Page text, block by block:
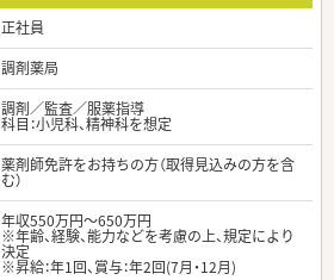
正社員
調剤薬局
調剤／監査／服薬指導
科目：小児科、精神科を想定
薬剤師免許をお持ちの方（取得見込みの方を含
む）
年収550万円～650万円
※年齢、経験、能力などを考慮の上、規定により
決定
※昇給：年1回、賞与：年2回(7月・12月)